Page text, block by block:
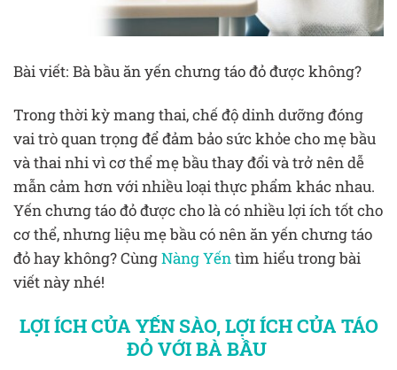
Bài viết: Bà bầu ăn yến chưng táo đỏ được không?
Trong thời kỳ mang thai, chế độ dinh dưỡng đóng
vai trò quan trọng để đảm bảo sức khỏe cho mẹ bầu
và thai nhi vì cơ thể mẹ bầu thay đổi và trở nên dễ
mẫn cảm hơn với nhiều loại thực phẩm khác nhau.
Yến chưng táo đỏ được cho là có nhiều lợi ích tốt cho
cơ thể, nhưng liệu mẹ bầu có nên ăn yến chưng táo
đỏ hay không? CùngNàng Yếntìm hiểu trong bài
viết này nhé!
LỢI ÍCH CỦA YẾN SÀO, LỢI ÍCH CỦA TÁO
ĐỎ VỚI BÀ BẦU